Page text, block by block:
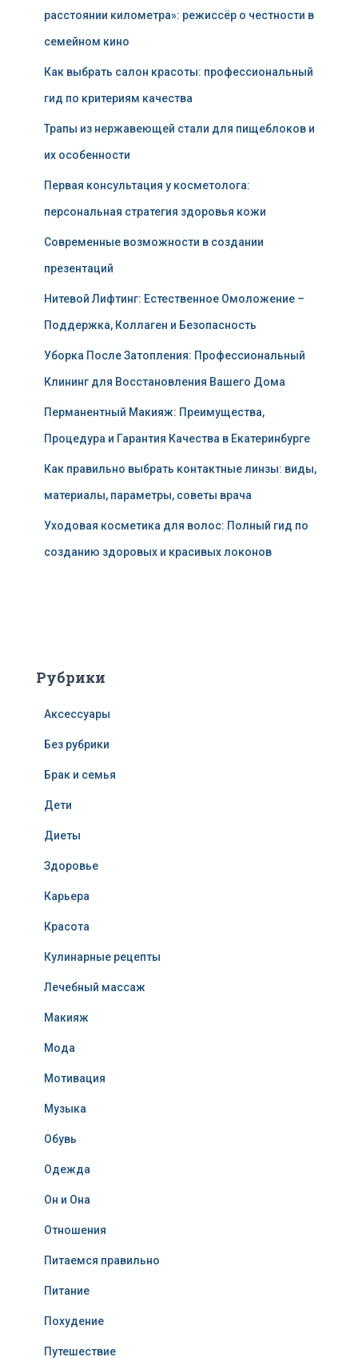
расстоянии километра»: режиссёр о честности в
семейном кино
Как выбрать салон красоты: профессиональный
гид по критериям качества
Трапы из нержавеющей стали для пищеблоков и
их особенности
Первая консультация у косметолога:
персональная стратегия здоровья кожи
Современные возможности в создании
презентаций
Нитевой Лифтинг: Естественное Омоложение –
Поддержка, Коллаген и Безопасность
Уборка После Затопления: Профессиональный
Клининг для Восстановления Вашего Дома
Перманентный Макияж: Преимущества,
Процедура и Гарантия Качества в Екатеринбурге
Как правильно выбрать контактные линзы: виды,
материалы, параметры, советы врача
Уходовая косметика для волос: Полный гид по
созданию здоровых и красивых локонов
Рубрики
Аксессуары
Без рубрики
Брак и семья
Дети
Диеты
Здоровье
Карьера
Красота
Кулинарные рецепты
Лечебный массаж
Макияж
Мода
Мотивация
Музыка
Обувь
Одежда
Он и Она
Отношения
Питаемся правильно
Питание
Похудение
Путешествие